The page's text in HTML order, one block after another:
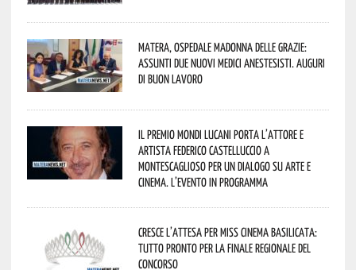
Matera, Ospedale Madonna delle Grazie:
assunti due nuovi medici anestesisti. Auguri
di buon lavoro
Il Premio Mondi Lucani porta l’attore e
artista Federico Castelluccio a
Montescaglioso per un dialogo su arte e
cinema. L’evento in programma
Cresce l’attesa per Miss Cinema Basilicata:
tutto pronto per la finale regionale del
concorso